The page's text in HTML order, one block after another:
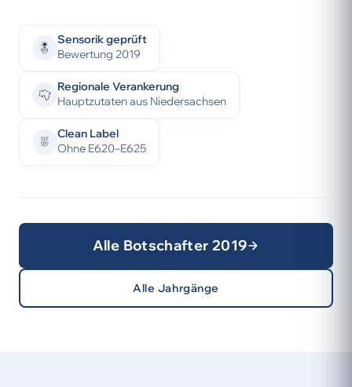
Sensorik geprüft
Bewertung 2019
Regionale Verankerung
Hauptzutaten aus Niedersachsen
Clean Label
Ohne E620–E625
Alle Botschafter 2019
Alle Jahrgänge